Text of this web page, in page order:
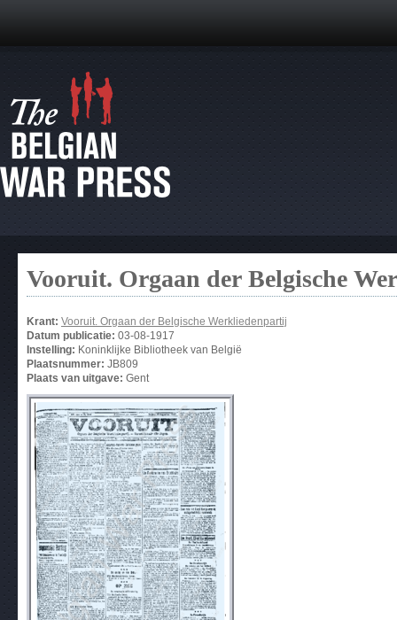
Vooruit. Orgaan der Belgische
Krant: Vooruit. Orgaan der Belgische Werkliedenpartij
Datum publicatie: 03-08-1917
Instelling: Koninklijke Bibliotheek van België
Plaatsnummer: JB809
Plaats van uitgave: Gent